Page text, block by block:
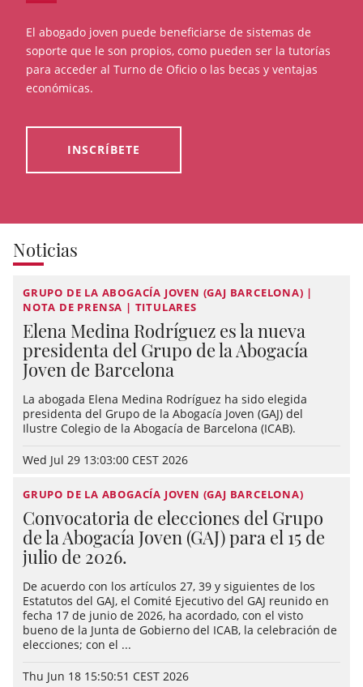
El abogado joven puede beneficiarse de sistemas de
soporte que le son propios, como pueden ser la tutorías
para acceder al Turno de Oficio o las becas y ventajas
económicas.
INSCRÍBETE
Noticias
GRUPO DE LA ABOGACÍA JOVEN (GAJ BARCELONA) |
NOTA DE PRENSA | TITULARES
Elena Medina Rodríguez es la nueva
presidenta del Grupo de la Abogacía
Joven de Barcelona
La abogada Elena Medina Rodríguez ha sido elegida
presidenta del Grupo de la Abogacía Joven (GAJ) del
Ilustre Colegio de la Abogacía de Barcelona (ICAB).
Wed Jul 29 13:03:00 CEST 2026
GRUPO DE LA ABOGACÍA JOVEN (GAJ BARCELONA)
Convocatoria de elecciones del Grupo
de la Abogacía Joven (GAJ) para el 15 de
julio de 2026.
De acuerdo con los artículos 27, 39 y siguientes de los
Estatutos del GAJ, el Comité Ejecutivo del GAJ reunido en
fecha 17 de junio de 2026, ha acordado, con el visto
bueno de la Junta de Gobierno del ICAB, la celebración de
elecciones; con el ...
Thu Jun 18 15:50:51 CEST 2026